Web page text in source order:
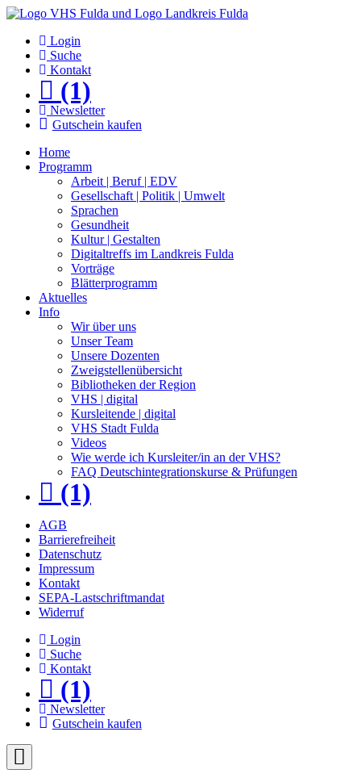
Login
Suche
Kontakt
(1)
Newsletter
Gutschein kaufen
Home
Programm
Arbeit | Beruf | EDV
Gesellschaft | Politik | Umwelt
Sprachen
Gesundheit
Kultur | Gestalten
Digitaltreffs im Landkreis Fulda
Vorträge
Blätterprogramm
Aktuelles
Info
Wir über uns
Unser Team
Unsere Dozenten
Zweigstellenübersicht
Bibliotheken der Region
VHS | digital
Kursleitende | digital
VHS Stadt Fulda
Videos
Wie werde ich Kursleiter/in an der VHS?
FAQ Deutschintegrationskurse & Prüfungen
(1)
AGB
Barrierefreiheit
Datenschutz
Impressum
Kontakt
SEPA-Lastschriftmandat
Widerruf
Login
Suche
Kontakt
(1)
Newsletter
Gutschein kaufen